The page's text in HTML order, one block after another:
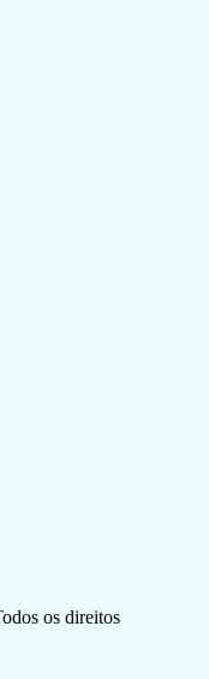
os direitos